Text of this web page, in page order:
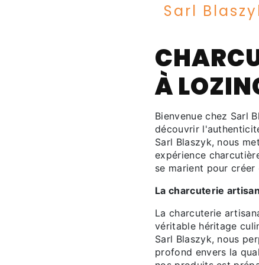
Sarl
À
Bienvenue chez Sarl
découvrir
Sarl Blaszyk, nous
expérience
se marient pour
La charcuterie
La charcuterie
véritable héritage
Sarl Blaszyk, nous
profond envers la